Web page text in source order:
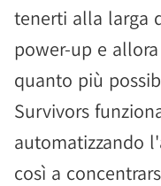
tenerti alla larga
power-up e
quanto più
Survivors
automatizzando
così a